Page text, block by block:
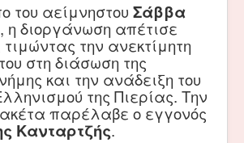
του αείμνηστου Σάββα
, η διοργάνωση απέτισε
την ανεκτίμητη
στη διάσωση της
και την ανάδειξη του
της Πιερίας. Την
παρέλαβε ο εγγονός
Κανταρτζής.